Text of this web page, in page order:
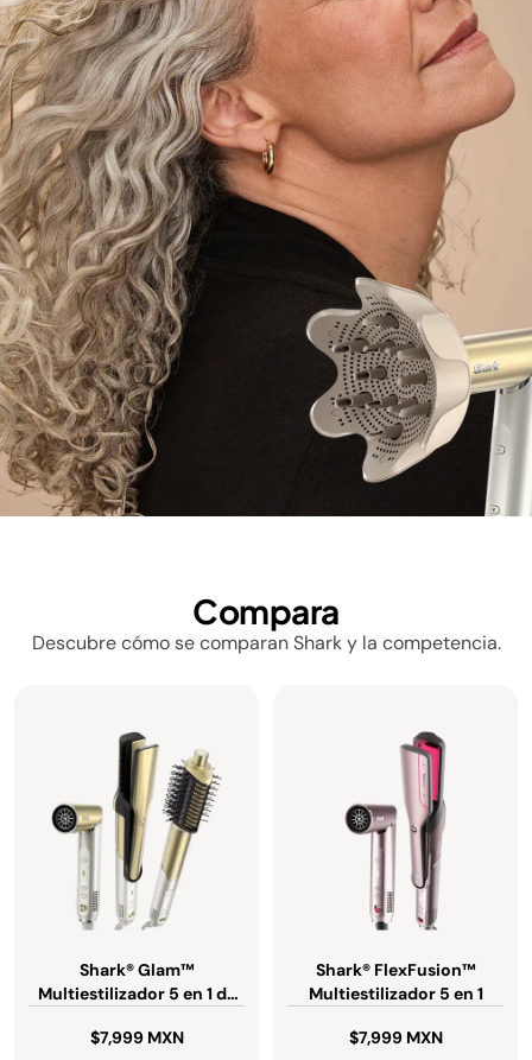
Compara
Descubre cómo se comparan Shark y la competencia.
Shark® Glam™
Multiestilizador 5 en 1 de
tecnología GlossLock
$7,999 MXN
Shark® FlexFusion™
Multiestilizador 5 en 1
$7,999 MXN